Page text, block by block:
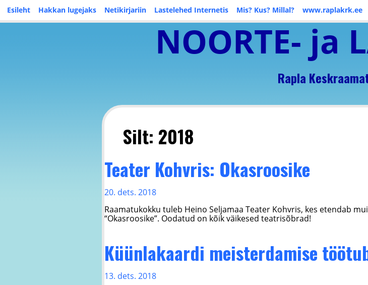
content
Esileht Hakkan lugejaks Netikirjariin Lastelehed Internetis Mis? Kus? Millal? www.raplakrk.ee
NOORTE- ja
Rapla
Silt: 2018
Teater Kohvris: Okasroosike
20. dets. 2018
Raamatukokku tuleb Heino Seljamaa Teater Kohvris, kes etendab
“Okasroosike”. Oodatud on kõik väikesed teatrisõbrad!
Küünlakaardi meisterdamise
13. dets. 2018